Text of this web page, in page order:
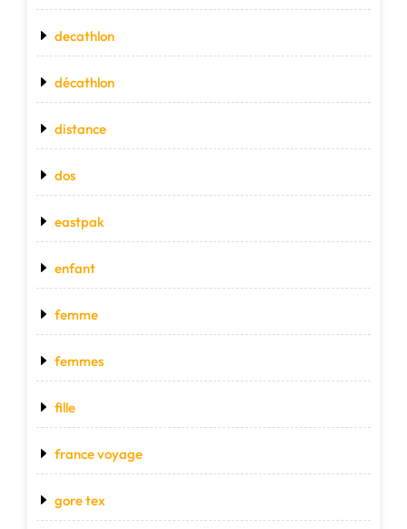
decathlon
décathlon
distance
dos
eastpak
enfant
femme
femmes
fille
france voyage
gore tex